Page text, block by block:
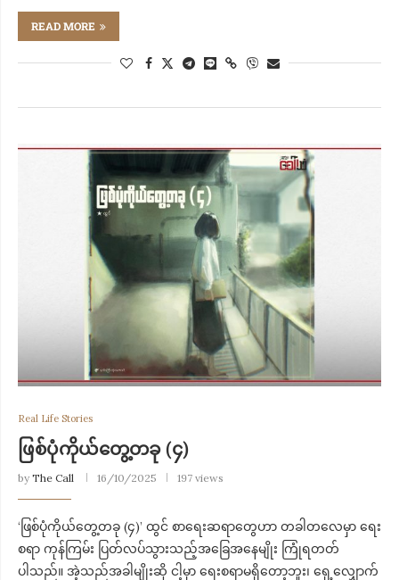
READ MORE
Real Life Stories
ဖြစ်ပုံကိုယ်တွေ့တခု (၄)
by The Call 16/10/2025 197 views
‘ဖြစ်ပုံကိုယ်တွေ့တခု (၄)’ ထွင် စာရေးဆရာတွေဟာ တခါတလေမှာ ရေး
စရာ ကုန်ကြမ်း ပြတ်လပ်သွားသည့်အခြေအနေမျိုး ကြုံရတတ်
ပါသည်။ အဲ့သည်အခါမျိုးဆို ငါ့မှာ ရေးစရာမရှိတော့ဘူး၊ ရှေ့လျှောက်